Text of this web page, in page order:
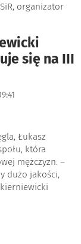
organizator
się na III
Łukasz
która
mężczyzn. –
dużo jakości,